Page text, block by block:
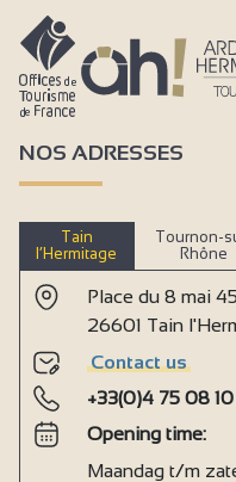
NOS ADRESSES
Tain
l’Hermitage
Tournon-
Rhône
Place du 8 mai
26601 Tain
Contact us
+33(0)4 75 08
Opening time:
Maandag t/m